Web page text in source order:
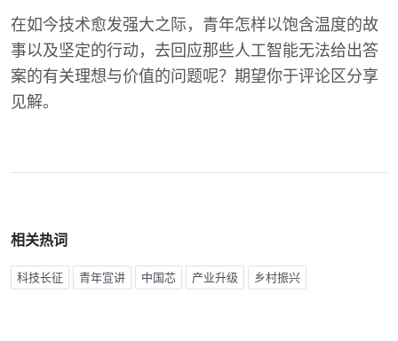
在如今技术愈发强大之际，青年怎样以饱含温度的故
事以及坚定的行动，去回应那些人工智能无法给出答
案的有关理想与价值的问题呢？期望你于评论区分享
见解。
相关热词
科技长征 青年宣讲 中国芯 产业升级 乡村振兴